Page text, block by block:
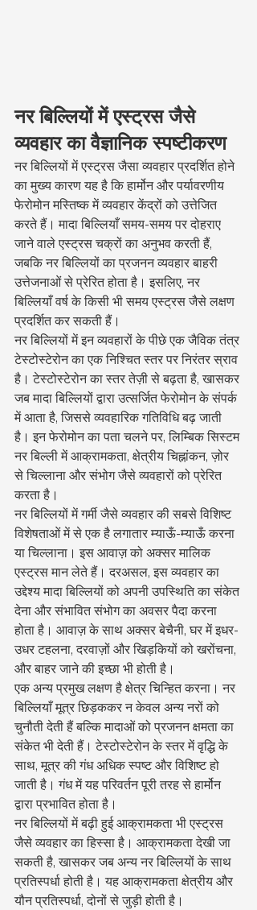
नर बिल्लियों में एस्ट्रस जैसे
व्यवहार का वैज्ञानिक स्पष्टीकरण
नर बिल्लियों में एस्ट्रस जैसा व्यवहार प्रदर्शित होने
का मुख्य कारण यह है कि हार्मोन और पर्यावरणीय
फेरोमोन मस्तिष्क में व्यवहार केंद्रों को उत्तेजित
करते हैं। मादा बिल्लियाँ समय-समय पर दोहराए
जाने वाले एस्ट्रस चक्रों का अनुभव करती हैं,
जबकि नर बिल्लियों का प्रजनन व्यवहार बाहरी
उत्तेजनाओं से प्रेरित होता है। इसलिए, नर
बिल्लियाँ वर्ष के किसी भी समय एस्ट्रस जैसे लक्षण
प्रदर्शित कर सकती हैं।
नर बिल्लियों में इन व्यवहारों के पीछे एक जैविक तंत्र
टेस्टोस्टेरोन का एक निश्चित स्तर पर निरंतर स्राव
है। टेस्टोस्टेरोन का स्तर तेज़ी से बढ़ता है, खासकर
जब मादा बिल्लियों द्वारा उत्सर्जित फेरोमोन के संपर्क
में आता है, जिससे व्यवहारिक गतिविधि बढ़ जाती
है। इन फेरोमोन का पता चलने पर, लिम्बिक सिस्टम
नर बिल्ली में आक्रामकता, क्षेत्रीय चिह्नांकन, ज़ोर
से चिल्लाना और संभोग जैसे व्यवहारों को प्रेरित
करता है।
नर बिल्लियों में गर्मी जैसे व्यवहार की सबसे विशिष्ट
विशेषताओं में से एक है लगातार म्याऊँ-म्याऊँ करना
या चिल्लाना। इस आवाज़ को अक्सर मालिक
एस्ट्रस मान लेते हैं। दरअसल, इस व्यवहार का
उद्देश्य मादा बिल्लियों को अपनी उपस्थिति का संकेत
देना और संभावित संभोग का अवसर पैदा करना
होता है। आवाज़ के साथ अक्सर बेचैनी, घर में इधर-
उधर टहलना, दरवाज़ों और खिड़कियों को खरोंचना,
और बाहर जाने की इच्छा भी होती है।
एक अन्य प्रमुख लक्षण है क्षेत्र चिन्हित करना। नर
बिल्लियाँ मूत्र छिड़ककर न केवल अन्य नरों को
चुनौती देती हैं बल्कि मादाओं को प्रजनन क्षमता का
संकेत भी देती हैं। टेस्टोस्टेरोन के स्तर में वृद्धि के
साथ, मूत्र की गंध अधिक स्पष्ट और विशिष्ट हो
जाती है। गंध में यह परिवर्तन पूरी तरह से हार्मोन
द्वारा प्रभावित होता है।
नर बिल्लियों में बढ़ी हुई आक्रामकता भी एस्ट्रस
जैसे व्यवहार का हिस्सा है। आक्रामकता देखी जा
सकती है, खासकर जब अन्य नर बिल्लियों के साथ
प्रतिस्पर्धा होती है। यह आक्रामकता क्षेत्रीय और
यौन प्रतिस्पर्धा, दोनों से जुड़ी होती है।